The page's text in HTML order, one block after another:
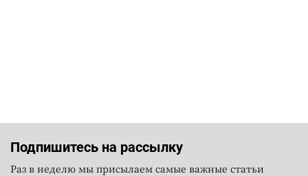
Подпишитесь на рассылку
Раз в неделю мы присылаем самые важные статьи